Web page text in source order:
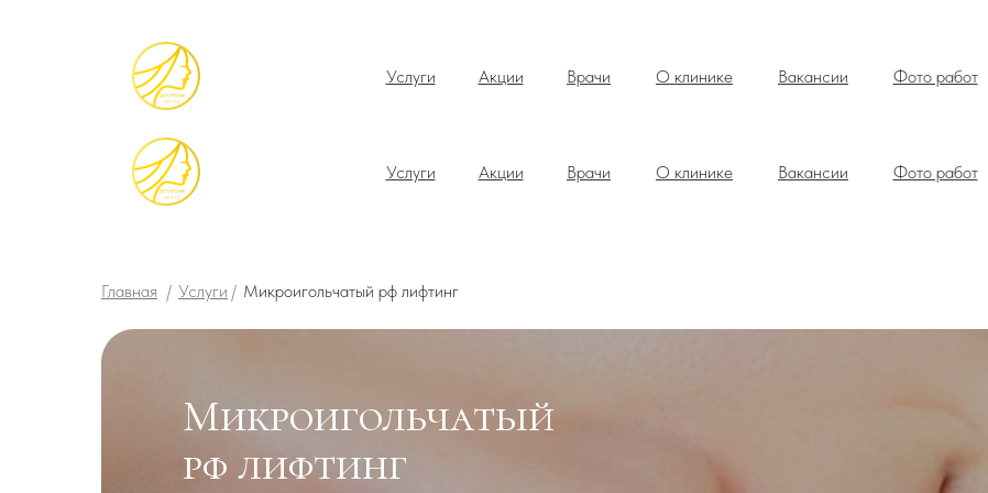
Услуги Акции Врачи О клинике Вакансии Фото работ
Услуги Акции Врачи О клинике Вакансии Фото работ
Главная / Услуги / Микроигольчатый рф лифтинг
Микроигольчатый
рф лифтинг